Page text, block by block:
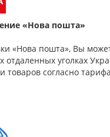
«Нова пошта»
«Нова пошта», Вы
отдаленных уголках
товаров согласно